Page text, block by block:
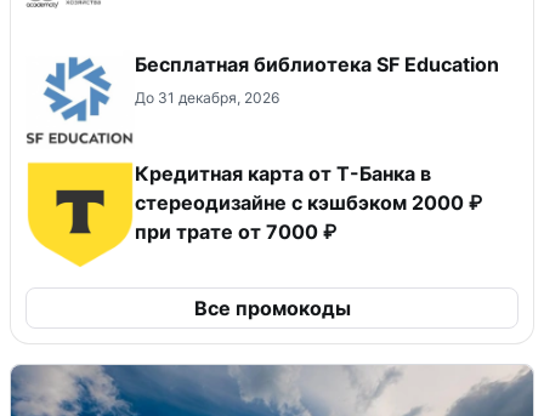
Бесплатная библиотека SF Education
До 31 декабря, 2026
Кредитная карта от Т-Банка в
стереодизайне с кэшбэком 2000 ₽
при трате от 7000 ₽
Все промокоды